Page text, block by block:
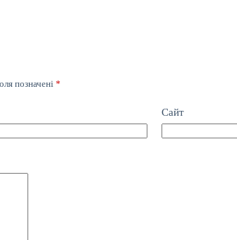
позначені *
Сайт